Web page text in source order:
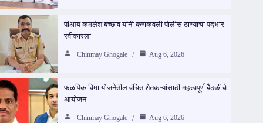
पीआय कमलेश बच्छाव यांनी कणकवली पोलीस ठाण्याचा पदभार
स्वीकारला
Chinmay Ghogale Aug 6, 2026
फळपिक विमा योजनेतील वंचित शेतकऱ्यांसाठी महत्त्वपूर्ण बैठकीचे
आयोजन
Chinmay Ghogale Aug 6, 2026